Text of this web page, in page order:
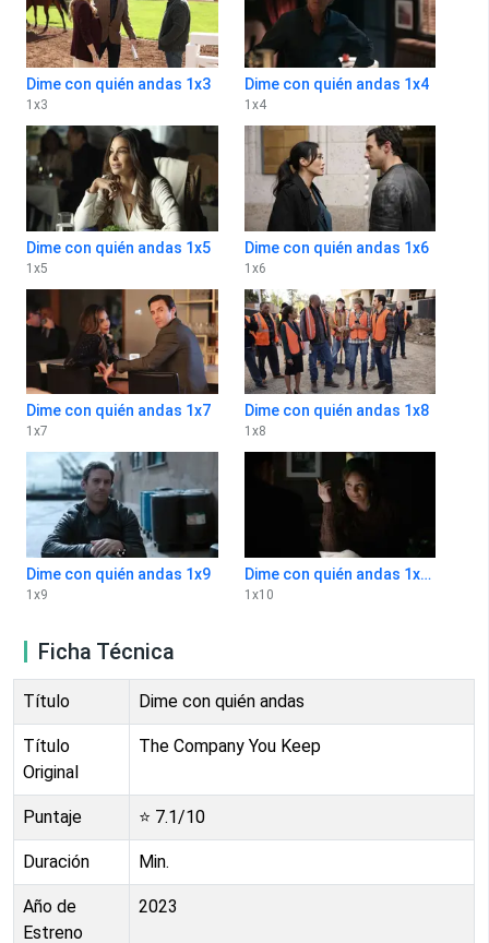
Dime con quién andas 1x3
1 x3
Dime con quién andas 1x4
1 x4
Dime con quién andas 1x5
1 x5
Dime con quién andas 1x6
1 x6
Dime con quién andas 1x7
1 x7
Dime con quién andas 1x8
1 x8
Dime con quién andas 1x9
1 x9
Dime con quién andas 1x10
1 x10
Ficha Técnica
Título Dime con quién andas
Título
Original
The Company You Keep
Puntaje ⭐ 7.1/10
Duración Min.
Año de
Estreno
2023